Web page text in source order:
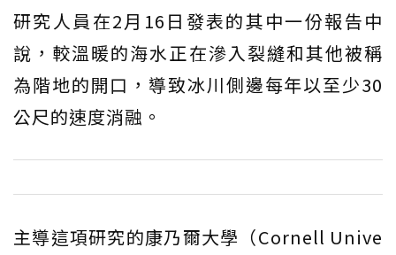
研究人員在2月16日發表的其中一份報告中
說，較溫暖的海水正在滲入裂縫和其他被稱
為階地的開口，導致冰川側邊每年以至少30
公尺的速度消融。
主導這項研究的康乃爾大學（Cornell Unive